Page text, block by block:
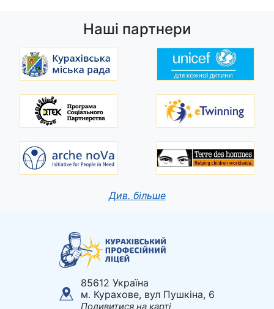
Наші партнери
Див. більше
85612 Україна
м. Курахове, вул Пушкіна, 6
Подивитися на карті